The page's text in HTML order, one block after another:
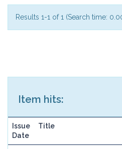
Results 1-1 of 1 (Search time:
Item hits:
Issue
Date
Title